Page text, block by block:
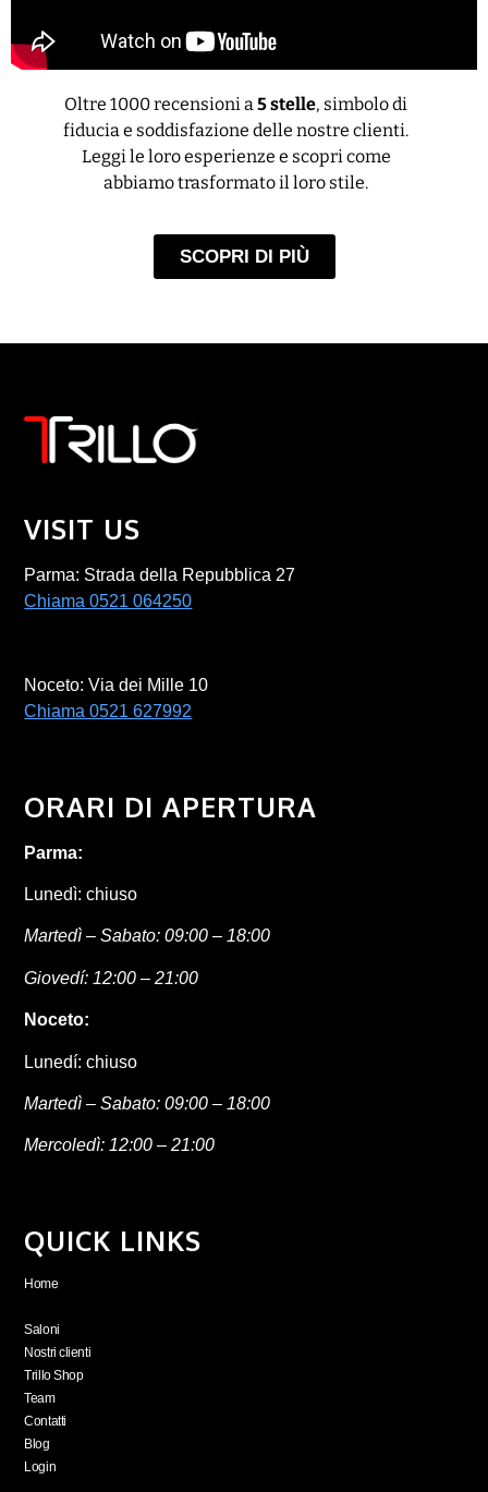
Oltre 1000 recensioni a5 stelle, simbolo di
fiducia e soddisfazione delle nostre clienti.
Leggi le loro esperienze e scopri come
abbiamo trasformato il loro stile.
SCOPRI DI PIÙ
VISIT US
Parma: Strada della Repubblica 27
Chiama 0521 064250
Noceto: Via dei Mille 10
Chiama 0521 627992
ORARI DI APERTURA
Parma:
Lunedì: chiuso
Martedì – Sabato: 09:00 – 18:00
Giovedí: 12:00 – 21:00
Noceto:
Lunedí: chiuso
Martedì – Sabato: 09:00 – 18:00
Mercoledì: 12:00 – 21:00
QUICK LINKS
Home
Saloni
Nostri clienti
Trillo Shop
Team
Contatti
Blog
Login